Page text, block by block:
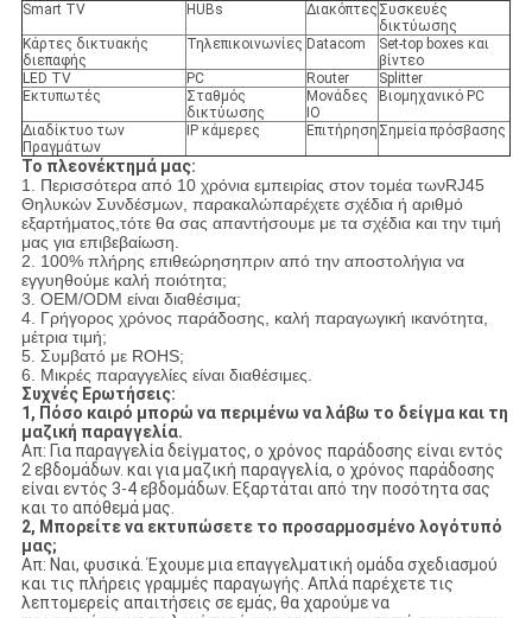
Smart TV HUBs Διακόπτες Συσκευές
δικτύωσης
Κάρτες δικτυακής
διεπαφής
Τηλεπικοινωνίες Datacom
Set-top boxes και
βίντεο
LED TV
PC Router
Splitter
Εκτυπωτές
Σταθμός
δικτύωσης
Μονάδες
IO
Βιομηχανικό PC
Διαδίκτυο των
Πραγμάτων
IP κάμερες Επιτήρηση Σημεία πρόσβασης
Το πλεονέκτημά μας:
1. Περισσότερα από 10 χρόνια εμπειρίας στον τομέα τωνRJ45
Θηλυκών Συνδέσμων, παρακαλώπαρέχετε σχέδια ή αριθμό
εξαρτήματος,τότε θα σας απαντήσουμε με τα σχέδια και την τιμή
μας για επιβεβαίωση.
2. 100% πλήρης επιθεώρησηπριν από την αποστολήγια να
εγγυηθούμε καλή ποιότητα;
3. OEM/ODM είναι διαθέσιμα;
4. Γρήγορος χρόνος παράδοσης, καλή παραγωγική ικανότητα,
μέτρια τιμή;
5. Συμβατό με ROHS;
6. Μικρές παραγγελίες είναι διαθέσιμες.
Συχνές Ερωτήσεις:
1, Πόσο καιρό μπορώ να περιμένω να λάβω το δείγμα και τη
μαζική παραγγελία.
Απ: Για παραγγελία δείγματος, ο χρόνος παράδοσης είναι εντός
2 εβδομάδων. και για μαζική παραγγελία, ο χρόνος παράδοσης
είναι εντός 3-4 εβδομάδων. Εξαρτάται από την ποσότητα σας
και το απόθεμά μας.
2, Μπορείτε να εκτυπώσετε το προσαρμοσμένο λογότυπό
μας;
Απ: Ναι, φυσικά. Έχουμε μια επαγγελματική ομάδα σχεδιασμού
και τις πλήρεις γραμμές παραγωγής. Απλά παρέχετε τις
λεπτομερείς απαιτήσεις σε εμάς, θα χαρούμε να